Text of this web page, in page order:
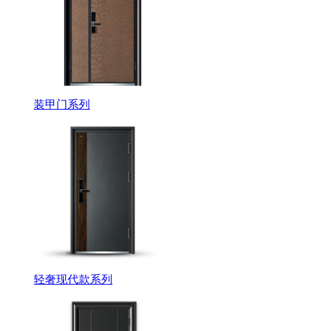
装甲门系列
轻奢现代款系列